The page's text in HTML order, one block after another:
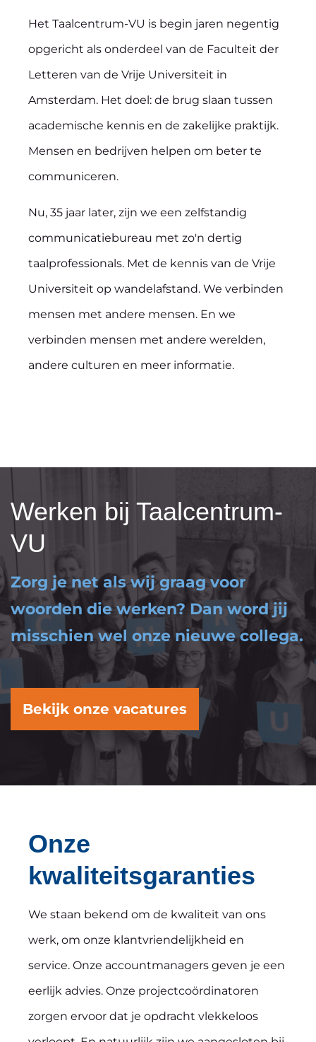
Het Taalcentrum-VU is begin jaren negentig
opgericht als onderdeel van de Faculteit der
Letteren van de Vrije Universiteit in
Amsterdam. Het doel: de brug slaan tussen
academische kennis en de zakelijke praktijk.
Mensen en bedrijven helpen om beter te
communiceren.
Nu, 35 jaar later, zijn we een zelfstandig
communicatiebureau met zo'n dertig
taalprofessionals. Met de kennis van de Vrije
Universiteit op wandelafstand. We verbinden
mensen met andere mensen. En we
verbinden mensen met andere werelden,
andere culturen en meer informatie.
Werken bij Taalcentrum-
VU
Zorg je net als wij graag voor
woorden die werken? Dan word jij
misschien wel onze nieuwe collega.
Bekijk onze vacatures
Onze
kwaliteitsgaranties
We staan bekend om de kwaliteit van ons
werk, om onze klantvriendelijkheid en
service. Onze accountmanagers geven je een
eerlijk advies. Onze projectcoördinatoren
zorgen ervoor dat je opdracht vlekkeloos